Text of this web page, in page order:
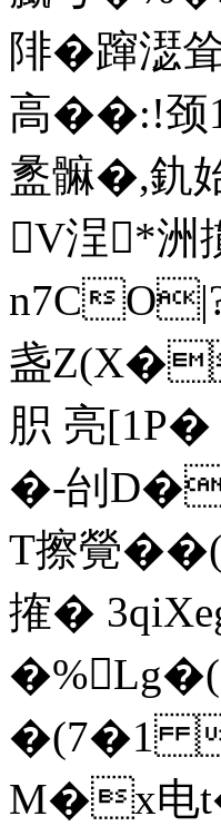
陫�蹿濏
高��:!颈
盠髍�,釚
V浧*洲
n7C
盏
胑 亮
�-刣D�
T擦覮
搉�
�(7�1 V
M�x电